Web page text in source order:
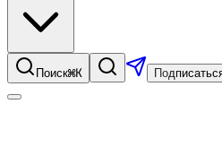
Поиск⌘K